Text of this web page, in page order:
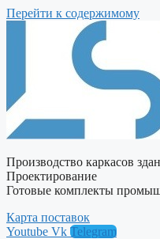
Перейти к содержимому
Производство каркасов
Проектирование
Готовые комплекты
Карта поставок
Youtube Vk Telegram